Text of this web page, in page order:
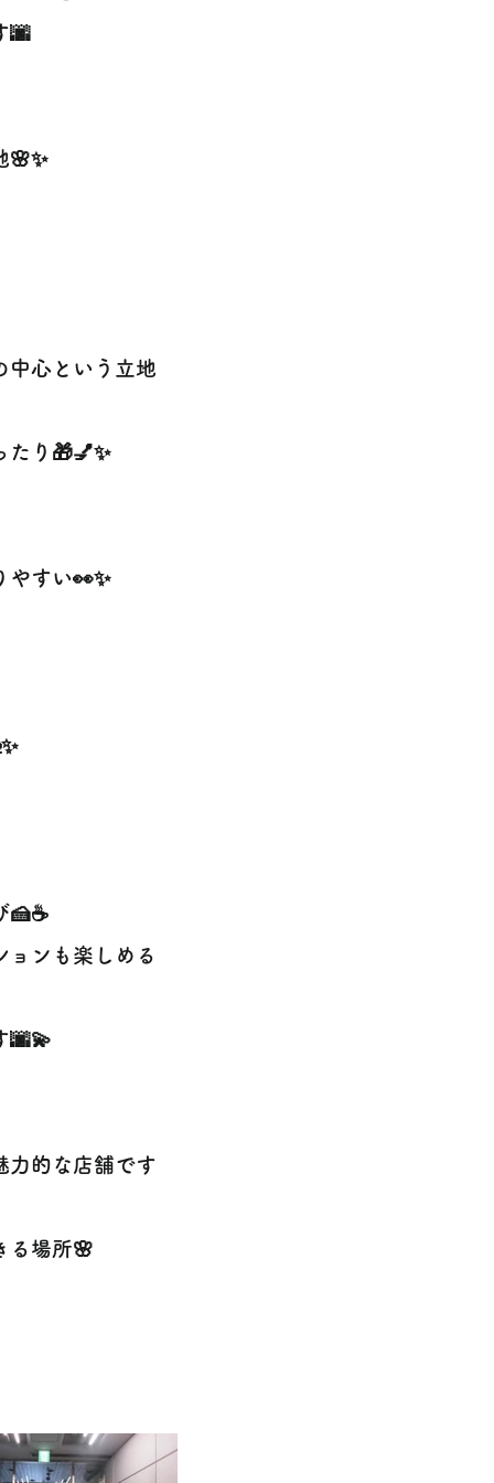
🌆
🌸✨
中心という立地
たり🎁💅✨
やすい👀✨
🍰☕
ョンも楽しめる
🌆💫
力的な店舗です
る場所🌸